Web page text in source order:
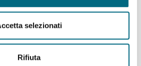
selezionati
Rifiuta
- Atalanta
di calcio Sampdoria - Atalanta in